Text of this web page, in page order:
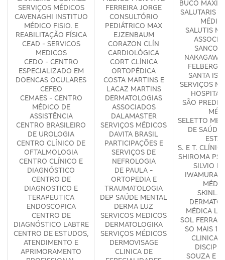
SERVIÇOS MÉDICOS
CAVENAGHI INSTITUO
MÉDICO FISIO. E
REABILITAÇÃO FÍSICA
CEAD - SERVICOS
MEDICOS
CEDO - CENTRO
ESPECIALIZADO EM
DOENCAS OCULARES
CEFEO
CEMAES - CENTRO
MÉDICO DE
ASSISTÊNCIA
CENTRO BRASILEIRO
DE UROLOGIA
CENTRO CLÍNICO DE
OFTALMOLOGIA
CENTRO CLÍNICO E
DIAGNÓSTICO
CENTRO DE
DIAGNOSTICO E
TERAPEUTICA
ENDOSCOPICA
CENTRO DE
DIAGNÓSTICO LABTRE
CENTRO DE ESTUDOS,
ATENDIMENTO E
APRIMORAMENTO
FERREIRA JORGE
CONSULTÓRIO
PEDIÁTRICO MAX
EJZENBAUM
CORAZON CLÍN
CARDIOLÓGICA
CORT CLÍNICA
ORTOPÉDICA
COSTA MARTINS E
LACAZ MARTINS
DERMATOLOGIAS
ASSOCIADOS
DALAMASTER
SERVIÇOS MÉDICOS
DAVITA BRASIL
PARTICIPAÇÕES E
SERVIÇOS DE
NEFROLOGIA
DE PAULA -
ORTOPEDIA E
TRAUMATOLOGIA
DEP SAÚDE MENTAL
DERMA LUZ
SERVICOS MEDICOS
DERMATOLOGIKA
SERVIÇOS MÉDICOS
DERMOVISAGE
CLINICA DE
BUCO
SALUTARIS
SALUTIS
FELBERG
SANTA
SERVIÇOS
SÃO PREDE
MÉD
SELETTO
DE SAÚDE
S. E T.
SHIROMA
SILVIO
IWAMURA
MÉDICA
SOL
SO MAIS 1
CLINICA
SOUZA E